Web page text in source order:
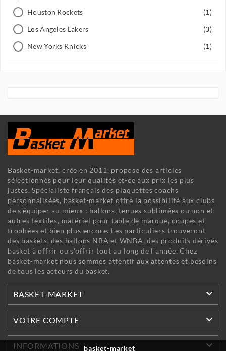
basket-market
Houston Rockets
(1)
Los Angeles Lakers
(3)
New Yorks Knicks
(1)
Basket-market, crée en 2011, propose des articles
sélectionnés pour leur qualités et-ce aux prix les plus
justes. Spécialiste français des plaquettes coachs
personnalisées, basket-market offre la possibilité aux clubs
de s'équiper au mieux : ballons, tenues sublimées ou non et
autres textiles, matériel pour table de marque, coupes et
trophées et bien plus encore. Les particuliers trouveront
des baskets, des ballons NBA et WNBA, des produits dérivés
basket à offrir ou s'offrir tout au long de l'année. Chez
basket-market nous sommes attentif aux attentes et besoins
de tous les acteurs du basket.
BASKET-MARKET 
VOTRE COMPTE 
INFORMATIONS 